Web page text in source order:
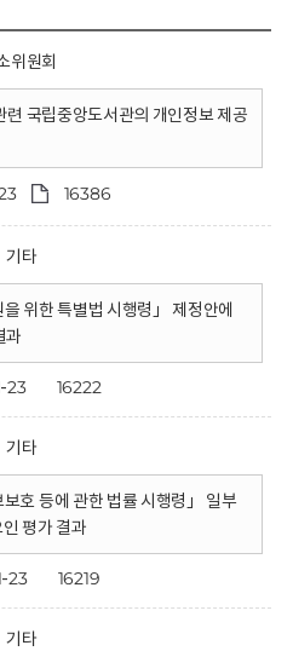
위원회
국립중앙도서관의 개인정보 제공
16386
기타
을 위한 특별법 시행령」 제정안에
과
23 16222
기타
보호 등에 관한 법률 시행령」 일부
평가 결과
23 16219
기타